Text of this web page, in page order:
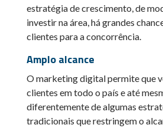
estratégia de crescimento, de
investir na área, há grandes
clientes para a concorrência.
Amplo alcance
O marketing digital permite que
clientes em todo o país e até
diferentemente de algumas
tradicionais que restringem o